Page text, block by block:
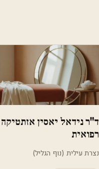
ד"ר נידאל יאסין אזתטיקה
רפואית
נצרת עילית (נוף הגליל)